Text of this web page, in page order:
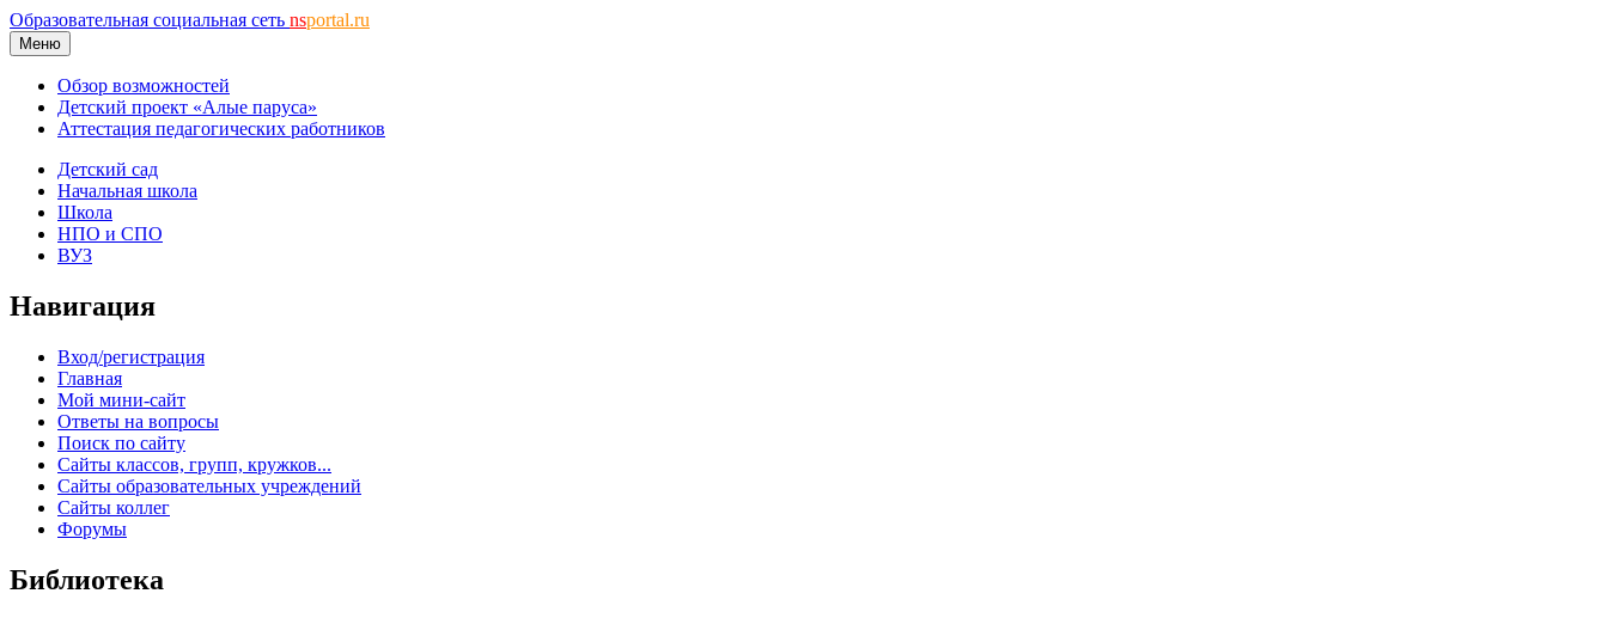
Образовательная социальная сеть nsportal.ru
Меню
Обзор возможностей
Детский проект «Алые паруса»
Аттестация педагогических работников
Детский сад
Начальная школа
Школа
НПО и СПО
ВУЗ
Навигация
Вход/регистрация
Главная
Мой мини-сайт
Ответы на вопросы
Поиск по сайту
Сайты классов, групп, кружков...
Сайты образовательных учреждений
Сайты коллег
Форумы
Библиотека